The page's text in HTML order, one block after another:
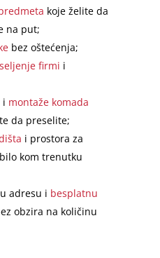
koje želite da
na put;
bez oštećenja;
firmi i
i montaže komada
da preselite;
i prostora za
kom trenutku
adresu i besplatnu
obzira na količinu